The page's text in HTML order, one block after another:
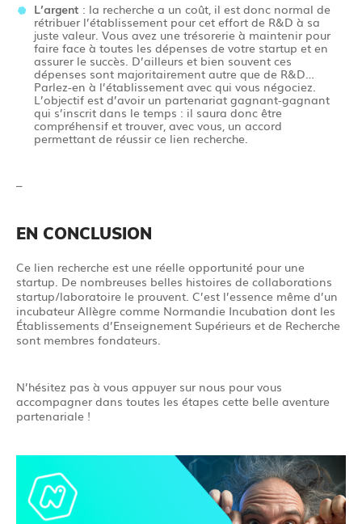
L’argent : la recherche a un coût, il est donc normal de
rétribuer l’établissement pour cet effort de R&D à sa
juste valeur. Vous avez une trésorerie à maintenir pour
faire face à toutes les dépenses de votre startup et en
assurer le succès. D’ailleurs et bien souvent ces
dépenses sont majoritairement autre que de R&D…
Parlez-en à l’établissement avec qui vous négociez.
L’objectif est d’avoir un partenariat gagnant-gagnant
qui s’inscrit dans le temps : il saura donc être
compréhensif et trouver, avec vous, un accord
permettant de réussir ce lien recherche.
–
EN CONCLUSION
Ce lien recherche est une réelle opportunité pour une
startup. De nombreuses belles histoires de collaborations
startup/laboratoire le prouvent. C’est l’essence même d’un
incubateur Allègre comme Normandie Incubation dont les
Établissements d’Enseignement Supérieurs et de Recherche
sont membres fondateurs.
N’hésitez pas à vous appuyer sur nous pour vous
accompagner dans toutes les étapes cette belle aventure
partenariale !